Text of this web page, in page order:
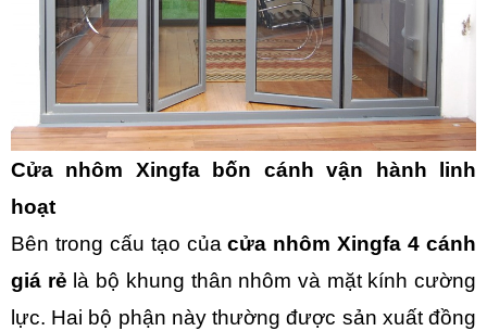
Cửa nhôm Xingfa bốn cánh vận hành linh
hoạt
Bên trong cấu tạo củacửa nhôm Xingfa 4 cánh
giá rẻ là bộ khung thân nhôm và mặt kính cường
lực. Hai bộ phận này thường được sản xuất đồng